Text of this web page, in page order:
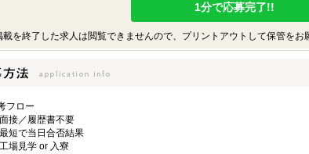
1分で応募完了!!
を終了した求人は閲覧できませんので、プリントアウトして保管をお
フロー
接／履歴書不要
短で当日合否結果
場見学 or 入寮